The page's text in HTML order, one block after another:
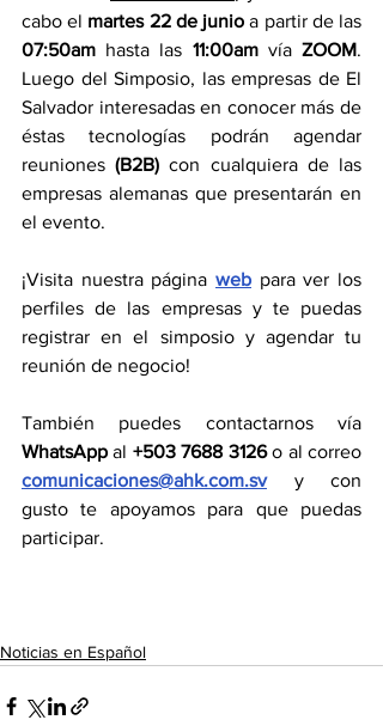
cabo el martes 22 de junio
07:50am hasta las 11:00am vía ZOOM.
Luego del Simposio, las empresas de El
Salvador interesadas en conocer más de
éstas tecnologías podrán agendar
reuniones (B2B) con cualquiera de las
empresas alemanas que presentarán en
el evento.
¡Visita nuestra página web para ver los
perfiles de las empresas y te puedas
registrar en el simposio y agendar tu
reunión de negocio!
WhatsApp al +503 7688 3126
comunicaciones@ahk.com.sv y con
gusto te apoyamos para que puedas
participar.
Noticias en Español